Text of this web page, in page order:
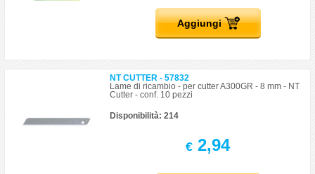
Aggiungi
NT CUTTER - 57832
Lame di ricambio - per cutter A300GR - 8 mm - NT
Cutter - conf. 10 pezzi
Disponibilità: 214
€ 2,94